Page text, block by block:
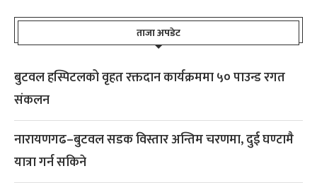
ताजा अपडेट
बुटवल हस्पिटलको वृहत रक्तदान कार्यक्रममा ५० पाउन्ड रगत
संकलन
नारायणगढ–बुटवल सडक विस्तार अन्तिम चरणमा, दुई घण्टामै
यात्रा गर्न सकिने